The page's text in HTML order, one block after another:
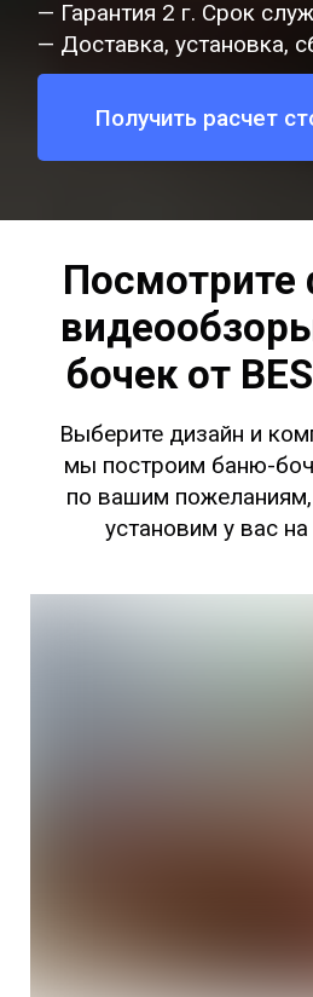
— Гарантия 2 г. Срок
— Доставка, установка,
Получить расчет
Выберите дизайн и
мы построим баню-
по вашим
установим у вас на
Посмотрите
бочек от